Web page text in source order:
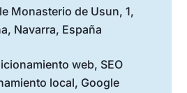
Monasterio de Usun, 1,
Navarra, España
web, SEO
local, Google